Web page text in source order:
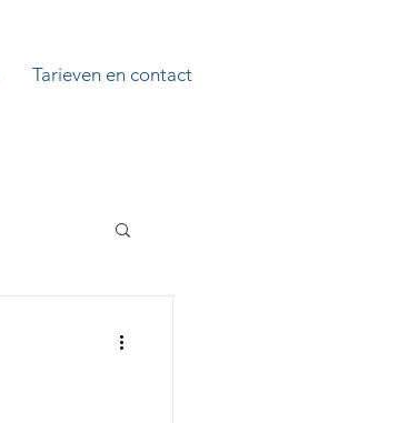
Tarieven en contact